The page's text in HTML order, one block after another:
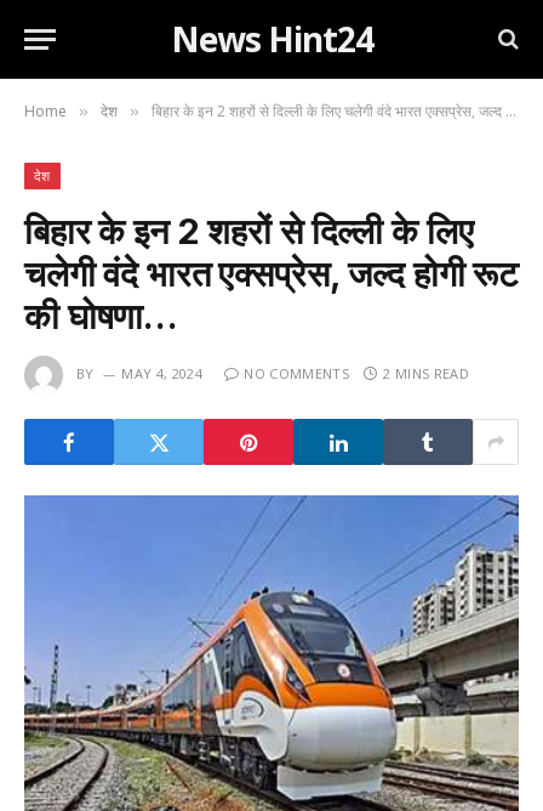
News Hint24
Home » देश » बिहार के इन 2 शहरों से दिल्ली के लिए चलेगी वंदे भारत एक्सप्रेस, जल्द होगी रूट की घोषणा…
देश
बिहार के इन 2 शहरों से दिल्ली के लिए
चलेगी वंदे भारत एक्सप्रेस, जल्द होगी रूट
की घोषणा…
BY MAY 4, 2024 NO COMMENTS 2 MINS READ